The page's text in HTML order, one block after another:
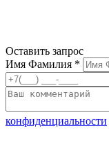
Оставить запрос
Имя Фамилия *
конфиденциальности